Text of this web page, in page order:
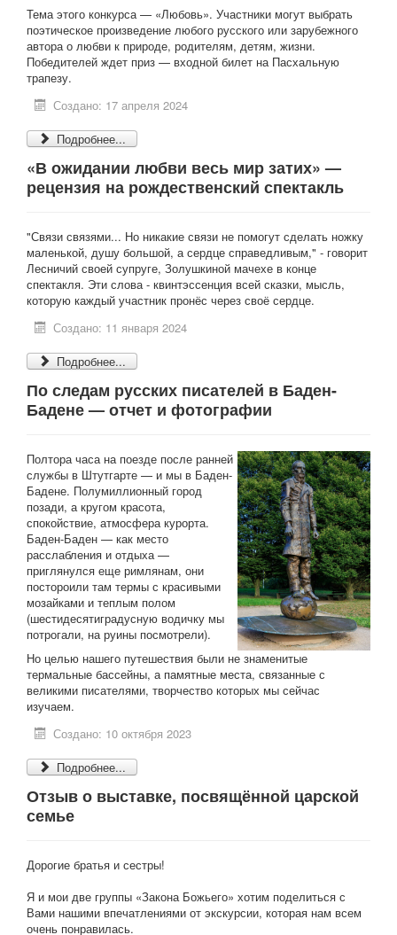
Тема этого конкурса — «Любовь». Участники могут выбрать
поэтическое произведение любого русского или зарубежного
автора о любви к природе, родителям, детям, жизни.
Победителей ждет приз — входной билет на Пасхальную
трапезу.
Создано: 17 апреля 2024
Подробнее...
«В ожидании любви весь мир затих» —
рецензия на рождественский спектакль
"Связи связями... Но никакие связи не помогут сделать ножку
маленькой, душу большой, а сердце справедливым," - говорит
Лесничий своей супруге, Золушкиной мачехе в конце
спектакля. Эти слова - квинтэссенция всей сказки, мысль,
которую каждый участник пронёс через своё сердце.
Создано: 11 января 2024
Подробнее...
По следам русских писателей в Баден-
Бадене — отчет и фотографии
Полтора часа на поезде после ранней
службы в Штутгарте — и мы в Баден-
Бадене. Полумиллионный город
позади, а кругом красота,
спокойствие, атмосфера курорта.
Баден-Баден — как место
расслабления и отдыха —
приглянулся еще римлянам, они
постороили там термы с красивыми
мозайками и теплым полом
(шестидесятиградусную водичку мы
потрогали, на руины посмотрели).
Но целью нашего путешествия были не знаменитые
термальные бассейны, а памятные места, связанные с
великими писателями, творчество которых мы сейчас
изучаем.
Создано: 10 октября 2023
Подробнее...
Отзыв о выставке, посвящённой царской
семье
Дорогие братья и сестры!
Я и мои две группы «Закона Божьего» хотим поделиться с
Вами нашими впечатлениями от экскурсии, которая нам всем
очень понравилась.